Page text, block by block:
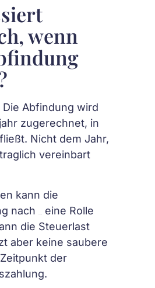
wenn
Abfindung wird
zugerechnet, in
Nicht dem Jahr,
vereinbart
kann die
nach
eine Rolle
die Steuerlast
aber keine saubere
der